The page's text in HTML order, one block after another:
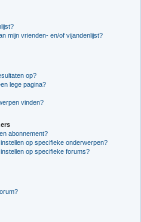
mijn vrienden- en/of vijandenlijst?
op?
lege pagina?
vinden?
abonnement?
op specifieke onderwerpen?
op specifieke forums?